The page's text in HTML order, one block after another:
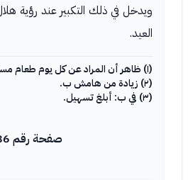
ويدخل في ذلك التكبير عند رؤية
العيد.
(١) ظاهر أن المراد عن كل يوم طعام مسكين.
(٢) زيادة من هامش ب.
(٣) في ب: أبلغ تسهيل.
صفحة رقم 86